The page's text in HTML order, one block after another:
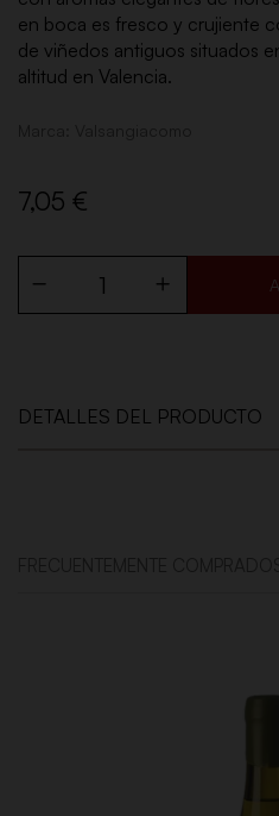
en boca es fresco y crujiente
de viñedos antiguos situados
altitud en Valencia.
7,05 €
DETALLES DEL PRODUCTO